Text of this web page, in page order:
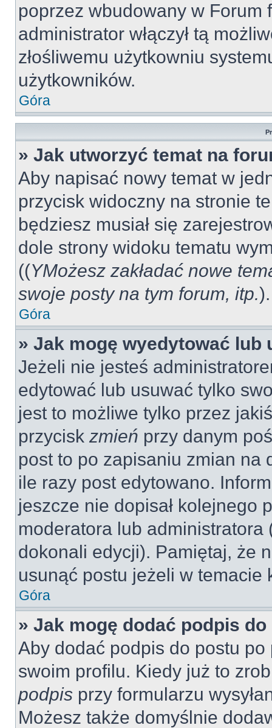
poprzez wbudowany w Forum
administrator włączył tą
złośliwemu użytkowniu
użytkowników.
Góra
» Jak utworzyć temat na
Aby napisać nowy temat w
przycisk widoczny na stronie
będziesz musiał się
dole strony widoku tematu
((YMożesz zakładać nowe
swoje posty na tym forum, itp.).
Góra
» Jak mogę wyedytować lub
Jeżeli nie jesteś
edytować lub usuwać tylko
jest to możliwe tylko przez
przycisk zmień przy danym
post to po zapisaniu zmian na
ile razy post edytowano.
jeszcze nie dopisał kolejnego
moderatora lub
dokonali edycji). Pamiętaj, że
usunąć postu jeżeli w temacie
Góra
» Jak mogę dodać podpis
Aby dodać podpis do postu
swoim profilu. Kiedy już to
podpis przy formularzu
Możesz także domyślnie